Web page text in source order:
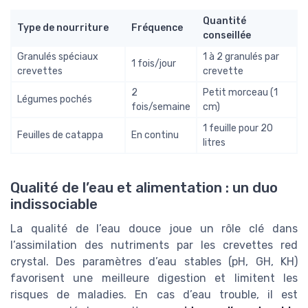
Type de nourriture Fréquence
Quantité
conseillée
Granulés spéciaux
crevettes
1 fois/jour
1 à 2 granulés par
crevette
Légumes pochés
2
fois/semaine
Petit morceau (1
cm)
Feuilles de catappa En continu
1 feuille pour 20
litres
Qualité de l’eau et alimentation : un duo
indissociable
La qualité de l’eau douce joue un rôle clé dans
l’assimilation des nutriments par les crevettes red
crystal. Des paramètres d’eau stables (pH, GH, KH)
favorisent une meilleure digestion et limitent les
risques de maladies. En cas d’eau trouble, il est